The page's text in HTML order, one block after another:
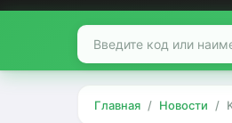
Главная Новости